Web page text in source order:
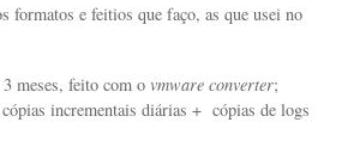
formatos e feitios que faço, as que usei no
meses, feito com o vmware converter;
incrementais diárias + cópias de logs